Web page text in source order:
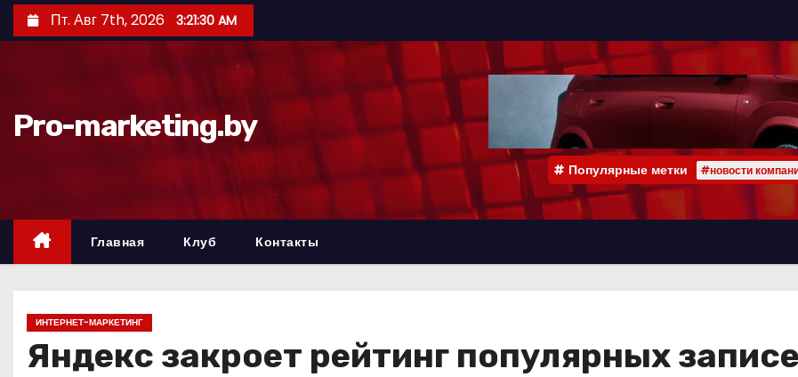
е
д
Пт. Авг 7th, 2026 3:21:31 AM
Pro-marketing.by
Популярные метки #новости
Главная Клуб Контакты
ИНТЕРНЕТ-МАРКЕТИНГ
Яндекс закроет рейтинг популярных